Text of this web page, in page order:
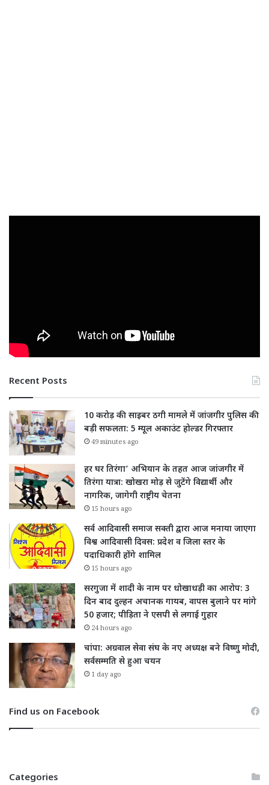
Recent Posts
10 करोड़ की साइबर ठगी मामले में जांजगीर पुलिस की
बड़ी सफलता: 5 म्यूल अकाउंट होल्डर गिरफ्तार
49 minutes ago
हर घर तिरंगा’ अभियान के तहत आज जांजगीर में
तिरंगा यात्रा: खोखरा मोड़ से जुटेंगे विद्यार्थी और
नागरिक, जागेगी राष्ट्रीय चेतना
15 hours ago
सर्व आदिवासी समाज सक्ती द्वारा आज मनाया जाएगा
विश्व आदिवासी दिवस: प्रदेश व जिला स्तर के
पदाधिकारी होंगे शामिल
15 hours ago
सरगुजा में शादी के नाम पर धोखाधड़ी का आरोप: 3
दिन बाद दुल्हन अचानक गायब, वापस बुलाने पर मांगे
50 हजार; पीड़िता ने एसपी से लगाई गुहार
24 hours ago
चांपा: अग्रवाल सेवा संघ के नए अध्यक्ष बने विष्णु मोदी,
सर्वसम्मति से हुआ चयन
1 day ago
Find us on Facebook
Categories